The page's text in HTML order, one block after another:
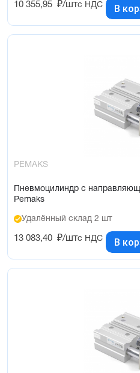
10 355,95 ₽/штс НДС В
PEMAKS
Пневмоцилиндр с
Pemaks
Удалённый склад 2 шт
13 083,40 ₽/штс НДС В